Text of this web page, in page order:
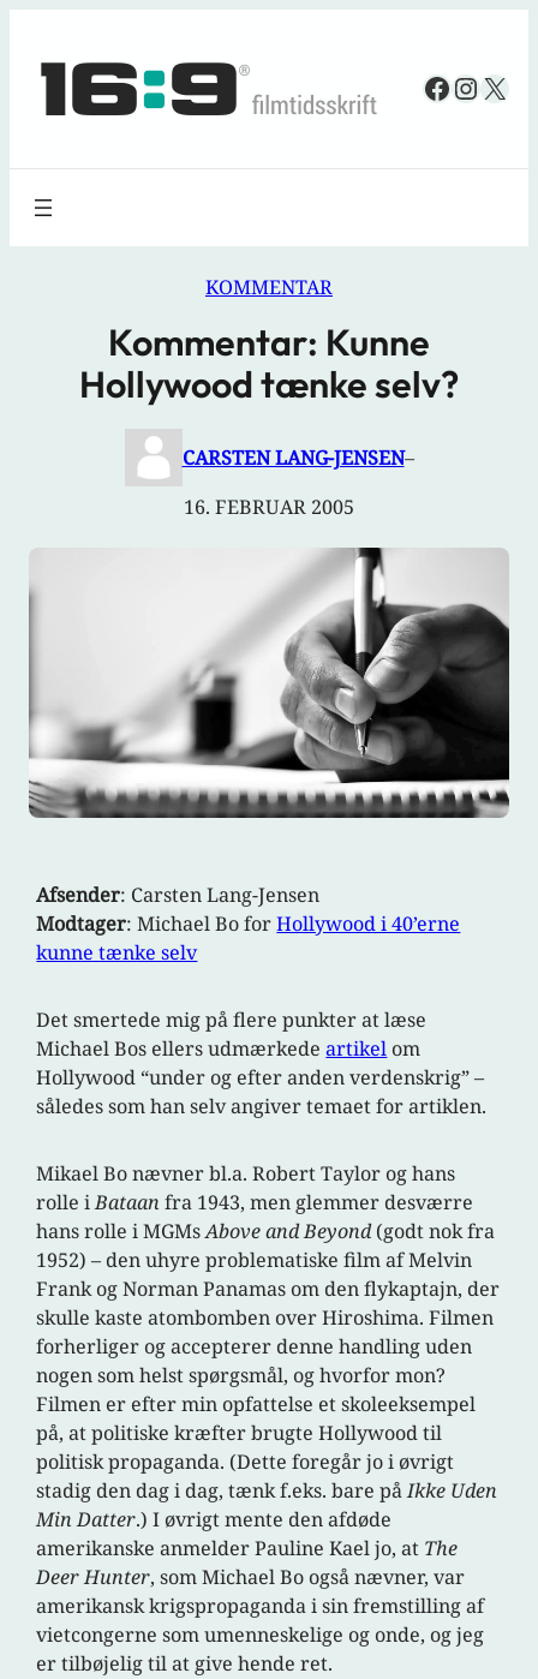
indhold
X
KOMMENTAR
Kommentar: Kunne
Hollywood tænke selv?
CARSTEN LANG-JENSEN–
16. FEBRUAR 2005
Afsender: Carsten Lang-Jensen
Modtager: Michael Bo forHollywood i 40’erne
kunne tænke selv
Det smertede mig på flere punkter at læse
Michael Bos ellers udmærkedeartikel om
Hollywood “under og efter anden verdenskrig” –
således som han selv angiver temaet for artiklen.
Mikael Bo nævner bl.a. Robert Taylor og hans
rolle iBataanfra 1943, men glemmer desværre
hans rolle i MGMsAbove and Beyond(godt nok fra
1952) – den uhyre problematiske film af Melvin
Frank og Norman Panamas om den flykaptajn, der
skulle kaste atombomben over Hiroshima. Filmen
forherliger og accepterer denne handling uden
nogen som helst spørgsmål, og hvorfor mon?
Filmen er efter min opfattelse et skoleeksempel
på, at politiske kræfter brugte Hollywood til
politisk propaganda. (Dette foregår jo i øvrigt
stadig den dag i dag, tænk f.eks. bare påIkke Uden
Min Datter.) I øvrigt mente den afdøde
amerikanske anmelder Pauline Kael jo, at The
Deer Hunter, som Michael Bo også nævner, var
amerikansk krigspropaganda i sin fremstilling af
vietcongerne som umenneskelige og onde, og jeg
er tilbøjelig til at give hende ret.